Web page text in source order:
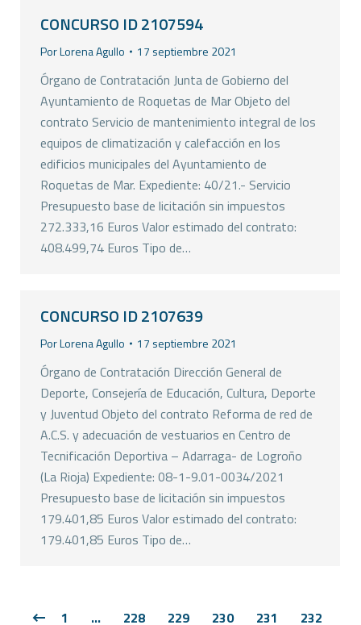
CONCURSO ID 2107594
PorLorena Agullo 17 septiembre 2021
Órgano de Contratación Junta de Gobierno del
Ayuntamiento de Roquetas de Mar Objeto del
contrato Servicio de mantenimiento integral de los
equipos de climatización y calefacción en los
edificios municipales del Ayuntamiento de
Roquetas de Mar. Expediente: 40/21.- Servicio
Presupuesto base de licitación sin impuestos
272.333,16 Euros Valor estimado del contrato:
408.499,74 Euros Tipo de…
CONCURSO ID 2107639
PorLorena Agullo 17 septiembre 2021
Órgano de Contratación Dirección General de
Deporte, Consejería de Educación, Cultura, Deporte
y Juventud Objeto del contrato Reforma de red de
A.C.S. y adecuación de vestuarios en Centro de
Tecnificación Deportiva – Adarraga- de Logroño
(La Rioja) Expediente: 08-1-9.01-0034/2021
Presupuesto base de licitación sin impuestos
179.401,85 Euros Valor estimado del contrato:
179.401,85 Euros Tipo de…
1 … 228 229 230 231 232